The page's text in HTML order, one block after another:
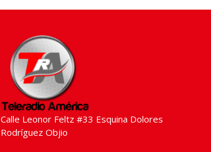
Calle Leonor Feltz #33 Esquina Dolores
Rodríguez Objio